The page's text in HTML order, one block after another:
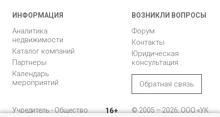
ИНФОРМАЦИЯ
Аналитика
недвижимости
Каталог компаний
Партнеры
Календарь
мероприятий
ВОЗНИКЛИ ВОПРОСЫ
Форум
Контакты
Юридическая
консультация
Обратная связь
Учредитель - Общество
16+
© 2005 – 2026, ООО «УК